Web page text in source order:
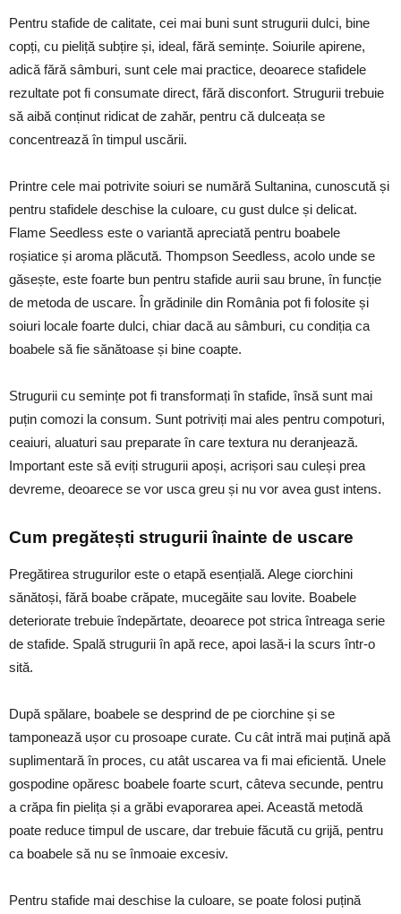
Pentru stafide de calitate, cei mai buni sunt strugurii dulci, bine
copți, cu pieliță subțire și, ideal, fără semințe. Soiurile apirene,
adică fără sâmburi, sunt cele mai practice, deoarece stafidele
rezultate pot fi consumate direct, fără disconfort. Strugurii trebuie
să aibă conținut ridicat de zahăr, pentru că dulceața se
concentrează în timpul uscării.
Printre cele mai potrivite soiuri se numără Sultanina, cunoscută și
pentru stafidele deschise la culoare, cu gust dulce și delicat.
Flame Seedless este o variantă apreciată pentru boabele
roșiatice și aroma plăcută. Thompson Seedless, acolo unde se
găsește, este foarte bun pentru stafide aurii sau brune, în funcție
de metoda de uscare. În grădinile din România pot fi folosite și
soiuri locale foarte dulci, chiar dacă au sâmburi, cu condiția ca
boabele să fie sănătoase și bine coapte.
Strugurii cu semințe pot fi transformați în stafide, însă sunt mai
puțin comozi la consum. Sunt potriviți mai ales pentru compoturi,
ceaiuri, aluaturi sau preparate în care textura nu deranjează.
Important este să eviți strugurii apoși, acrișori sau culeși prea
devreme, deoarece se vor usca greu și nu vor avea gust intens.
Cum pregătești strugurii înainte de uscare
Pregătirea strugurilor este o etapă esențială. Alege ciorchini
sănătoși, fără boabe crăpate, mucegăite sau lovite. Boabele
deteriorate trebuie îndepărtate, deoarece pot strica întreaga serie
de stafide. Spală strugurii în apă rece, apoi lasă-i la scurs într-o
sită.
După spălare, boabele se desprind de pe ciorchine și se
tamponează ușor cu prosoape curate. Cu cât intră mai puțină apă
suplimentară în proces, cu atât uscarea va fi mai eficientă. Unele
gospodine opăresc boabele foarte scurt, câteva secunde, pentru
a crăpa fin pielița și a grăbi evaporarea apei. Această metodă
poate reduce timpul de uscare, dar trebuie făcută cu grijă, pentru
ca boabele să nu se înmoaie excesiv.
Pentru stafide mai deschise la culoare, se poate folosi puțină